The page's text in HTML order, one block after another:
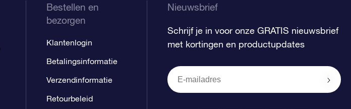
Bestellen en
bezorgen
Klantenlogin
Betalingsinformatie
Verzendinformatie
Retourbeleid
Nieuwsbrief
Schrijf je in voor onze GRATIS nieuwsbrief
met kortingen en productupdates